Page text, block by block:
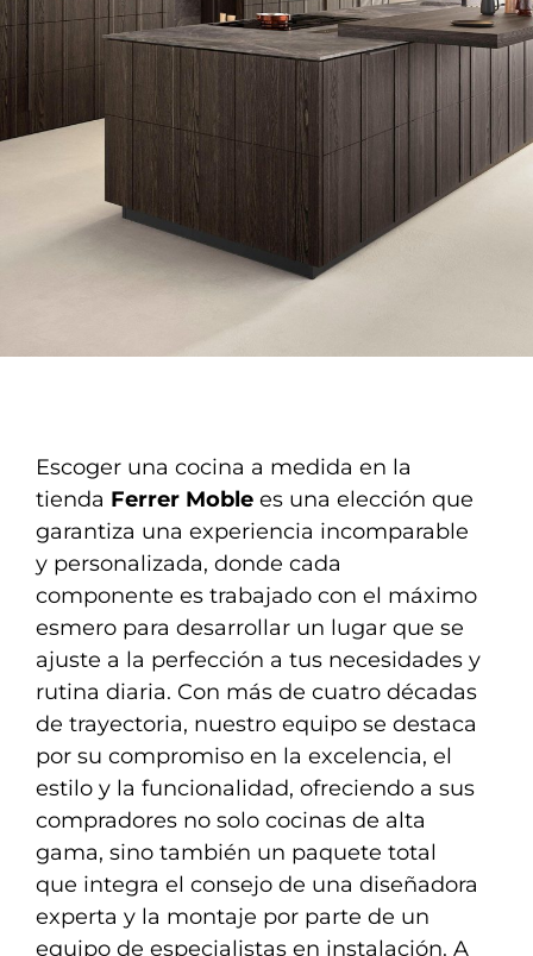
Escoger una cocina a medida en la
tienda Ferrer Moble es una elección que
garantiza una experiencia incomparable
y personalizada, donde cada
componente es trabajado con el máximo
esmero para desarrollar un lugar que se
ajuste a la perfección a tus necesidades y
rutina diaria. Con más de cuatro décadas
de trayectoria, nuestro equipo se destaca
por su compromiso en la excelencia, el
estilo y la funcionalidad, ofreciendo a sus
compradores no solo cocinas de alta
gama, sino también un paquete total
que integra el consejo de una diseñadora
experta y la montaje por parte de un
equipo de especialistas en instalación. A